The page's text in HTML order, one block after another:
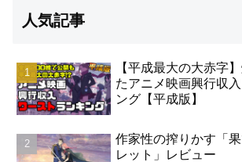
人気記事
【平成最大の大赤字
たアニメ映画興行収
ング【平成版】
作家性の搾りかす「
レット」レビュー